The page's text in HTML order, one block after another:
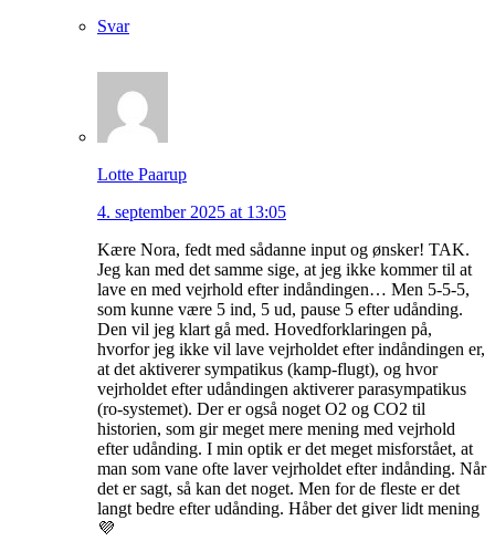
Svar
Lotte Paarup
4. september 2025 at 13:05
Kære Nora, fedt med sådanne input og ønsker! TAK.
Jeg kan med det samme sige, at jeg ikke kommer til at
lave en med vejrhold efter indåndingen… Men 5-5-5,
som kunne være 5 ind, 5 ud, pause 5 efter udånding.
Den vil jeg klart gå med. Hovedforklaringen på,
hvorfor jeg ikke vil lave vejrholdet efter indåndingen er,
at det aktiverer sympatikus (kamp-flugt), og hvor
vejrholdet efter udåndingen aktiverer parasympatikus
(ro-systemet). Der er også noget O2 og CO2 til
historien, som gir meget mere mening med vejrhold
efter udånding. I min optik er det meget misforstået, at
man som vane ofte laver vejrholdet efter indånding. Når
det er sagt, så kan det noget. Men for de fleste er det
langt bedre efter udånding. Håber det giver lidt mening
💜